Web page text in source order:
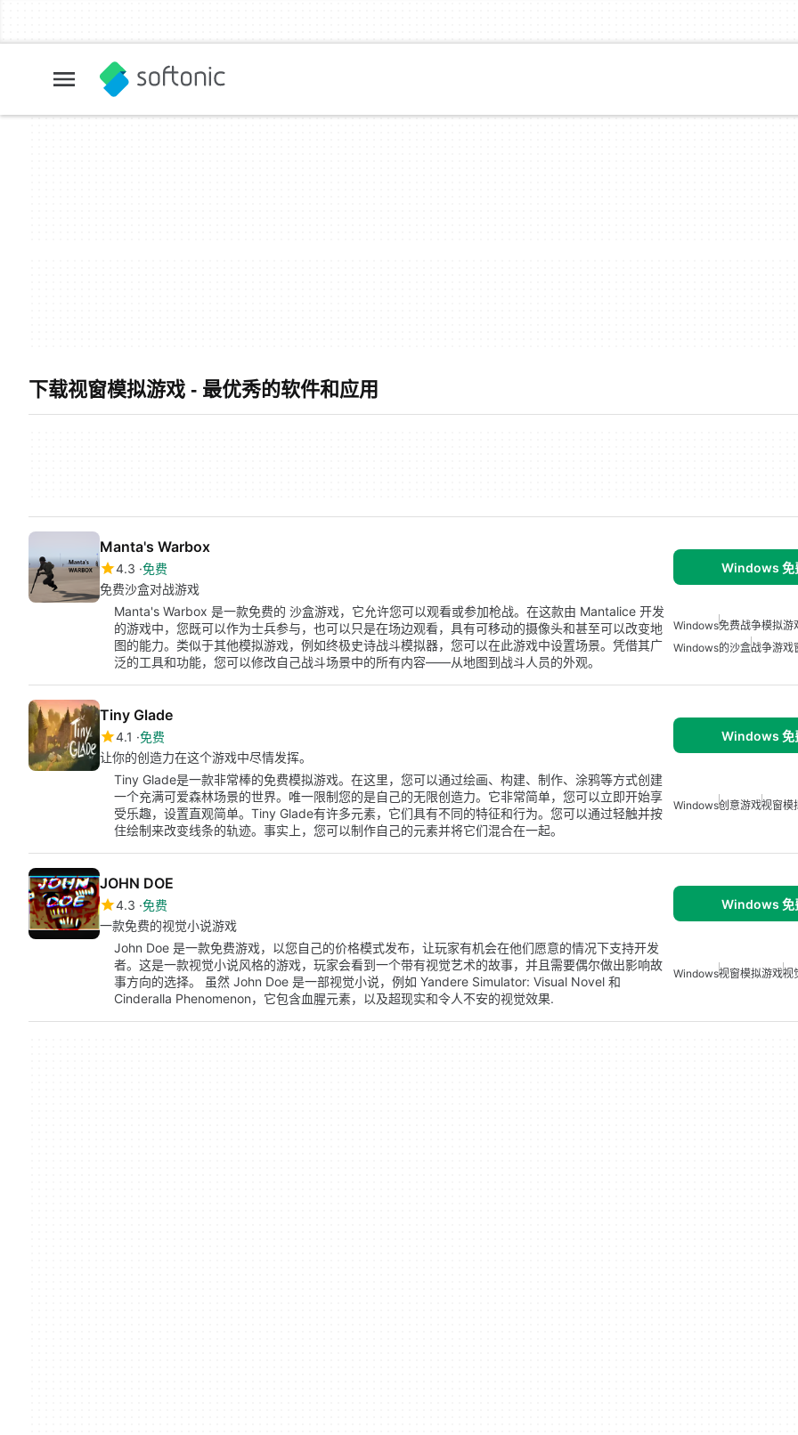
下载视窗模拟游戏 - 最优秀的软件和应用
Manta's Warbox
4.3 免费
免费沙盒对战游戏
Windows 免
Manta's Warbox 是一款免费的 沙盒游戏，它允许您可以观看或参加枪战。在这款由 Mantalice 开发
的游戏中，您既可以作为士兵参与，也可以只是在场边观看，具有可移动的摄像头和甚至可以改变地
图的能力。类似于其他模拟游戏，例如终极史诗战斗模拟器，您可以在此游戏中设置场景。凭借其广
泛的工具和功能，您可以修改自己战斗场景中的所有内容——从地图到战斗人员的外观。
Windows免费战争模拟游
Windows的沙盒战争游戏
Tiny Glade
4.1 免费
让你的创造力在这个游戏中尽情发挥。
Windows 免
Tiny Glade是一款非常棒的免费模拟游戏。在这里，您可以通过绘画、构建、制作、涂鸦等方式创建
一个充满可爱森林场景的世界。唯一限制您的是自己的无限创造力。它非常简单，您可以立即开始享
受乐趣，设置直观简单。Tiny Glade有许多元素，它们具有不同的特征和行为。您可以通过轻触并按
住绘制来改变线条的轨迹。事实上，您可以制作自己的元素并将它们混合在一起。
Windows创意游戏视窗模
JOHN DOE
4.3 免费
一款免费的视觉小说游戏
Windows 免
John Doe 是一款免费游戏，以您自己的价格模式发布，让玩家有机会在他们愿意的情况下支持开发
者。这是一款视觉小说风格的游戏，玩家会看到一个带有视觉艺术的故事，并且需要偶尔做出影响故
事方向的选择。 虽然 John Doe 是一部视觉小说，例如 Yandere Simulator: Visual Novel 和
Cinderalla Phenomenon，它包含血腥元素，以及超现实和令人不安的视觉效果.
Windows视窗模拟游戏视